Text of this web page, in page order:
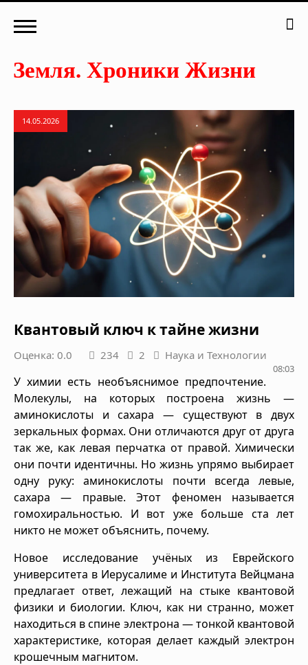
14.05.2026
Квантовый ключ к тайне жизни
Оценка: 0.0 234 2 Наука и Технологии
08:03
У химии есть необъяснимое предпочтение.
Молекулы, на которых построена жизнь —
аминокислоты и сахара — существуют в двух
зеркальных формах. Они отличаются друг от друга
так же, как левая перчатка от правой. Химически
они почти идентичны. Но жизнь упрямо выбирает
одну руку: аминокислоты почти всегда левые,
сахара — правые. Этот феномен называется
гомохиральностью. И вот уже больше ста лет
никто не может объяснить, почему.
Новое исследование учёных из Еврейского
университета в Иерусалиме и Института Вейцмана
предлагает ответ, лежащий на стыке квантовой
физики и биологии. Ключ, как ни странно, может
находиться в спине электрона — тонкой квантовой
характеристике, которая делает каждый электрон
крошечным магнитом.